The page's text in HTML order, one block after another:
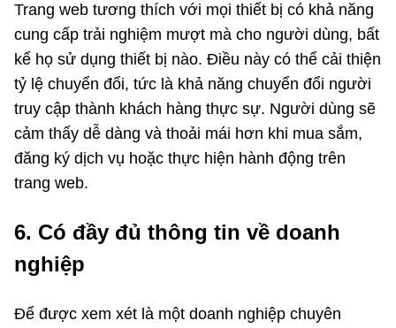
Trang web tương thích với mọi thiết bị có khả năng
cung cấp trải nghiệm mượt mà cho người dùng, bất
kể họ sử dụng thiết bị nào. Điều này có thể cải thiện
tỷ lệ chuyển đổi, tức là khả năng chuyển đổi người
truy cập thành khách hàng thực sự. Người dùng sẽ
cảm thấy dễ dàng và thoải mái hơn khi mua sắm,
đăng ký dịch vụ hoặc thực hiện hành động trên
trang web.
6. Có đầy đủ thông tin về doanh
nghiệp
Để được xem xét là một doanh nghiệp chuyên